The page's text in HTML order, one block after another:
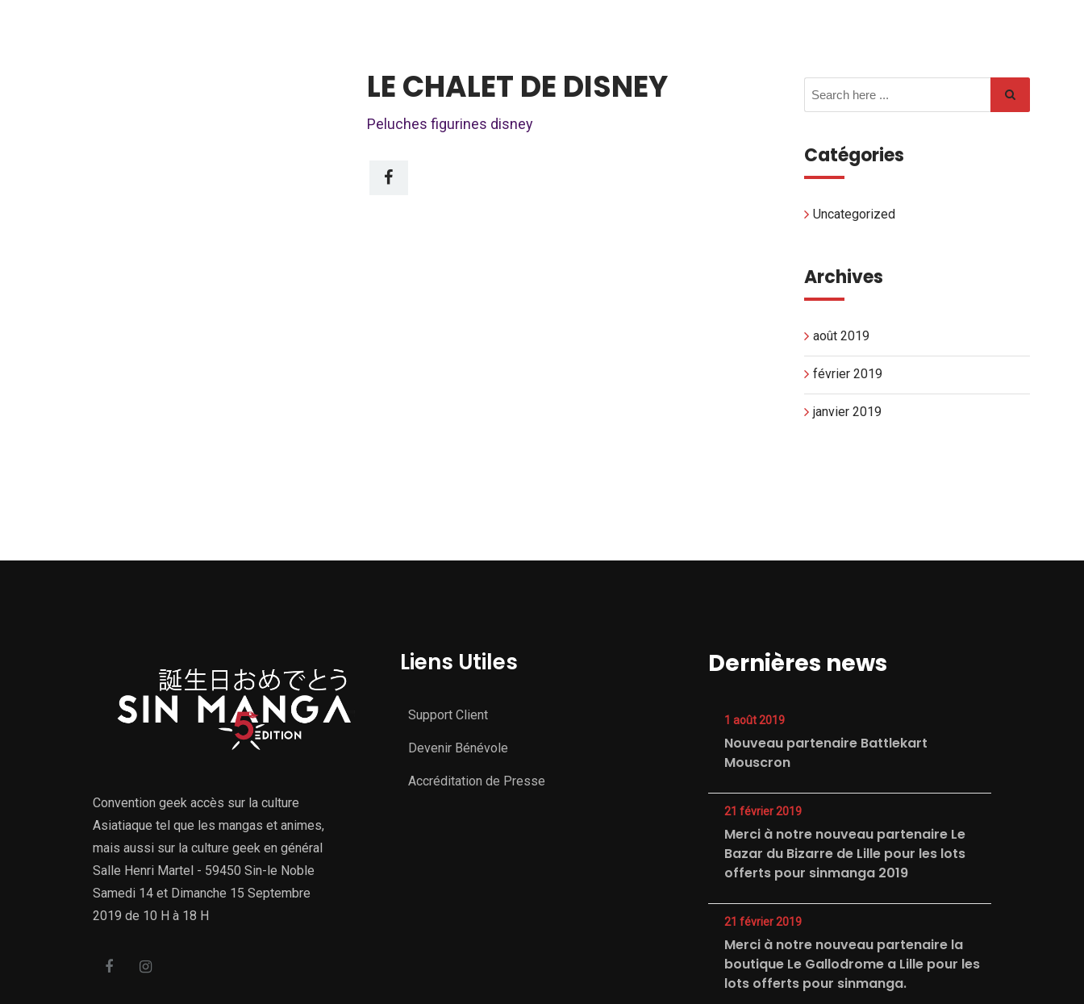
LE CHALET DE DISNEY
Peluches figurines disney
Catégories
Uncategorized
Archives
août 2019
février 2019
janvier 2019
Convention geek accès sur la culture
Asiatiaque tel que les mangas et animes,
mais aussi sur la culture geek en général
Salle Henri Martel - 59450 Sin-le Noble
Samedi 14 et Dimanche 15 Septembre
2019 de 10 H à 18 H
Liens Utiles
Support Client
Devenir Bénévole
Accréditation de Presse
Dernières news
1 août 2019
Nouveau partenaire Battlekart
Mouscron
21 février 2019
Merci à notre nouveau partenaire Le
Bazar du Bizarre de Lille pour les lots
offerts pour sinmanga 2019
21 février 2019
Merci à notre nouveau partenaire la
boutique Le Gallodrome a Lille pour les
lots offerts pour sinmanga.